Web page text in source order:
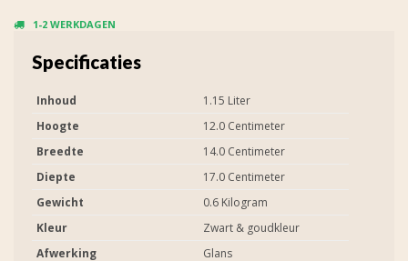
1-2 WERKDAGEN
Specificaties
Inhoud
1.15 Liter
Hoogte
12.0 Centimeter
Breedte
14.0 Centimeter
Diepte
17.0 Centimeter
Gewicht
0.6 Kilogram
Kleur
Zwart & goudkleur
Afwerking
Glans